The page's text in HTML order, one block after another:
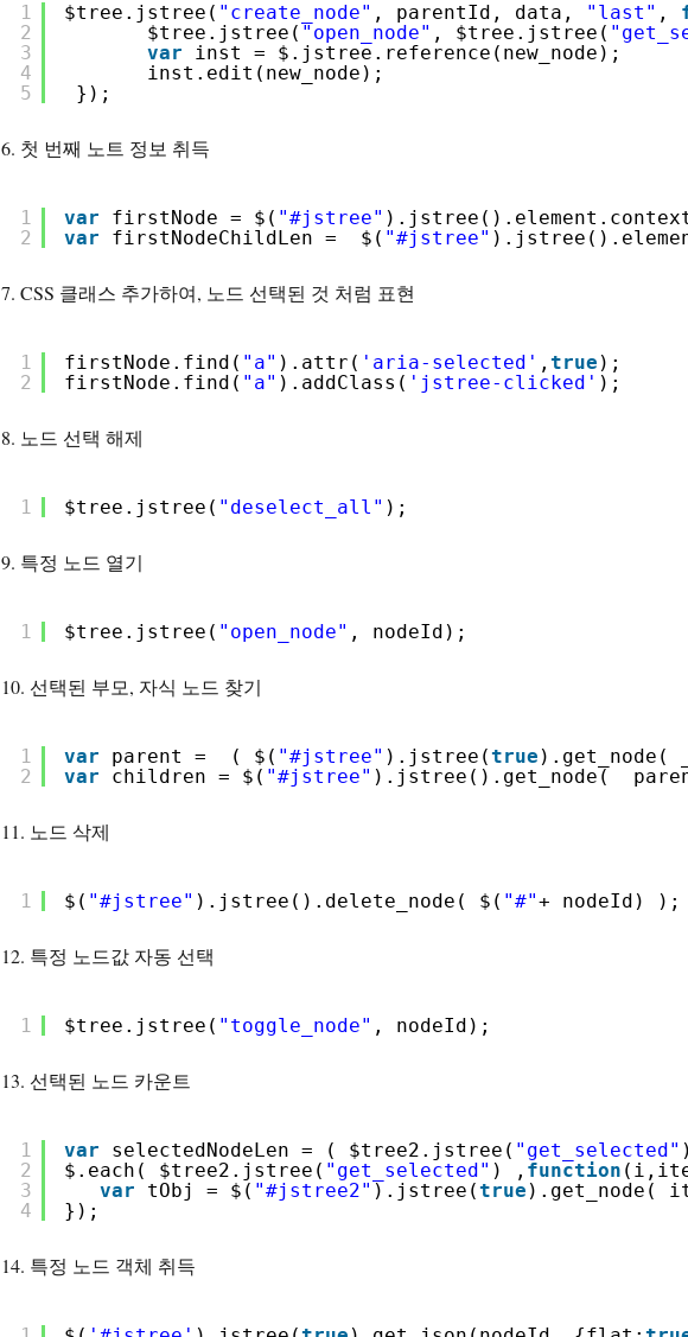
1
2
3
4
5
$tree.jstree( "create_node" , parentId, data, "last" ,
$tree.jstree( "open_node" , $tree.jstree(
var
inst = $.jstree.reference(new_node);
inst.edit(new_node);
});
6. 첫 번째 노트 정보 취득
1
2
var firstNode = $( "#jstree"
var
firstNodeChildLen =  $( "#jstree"
7. CSS 클래스 추가하여, 노드 선택된 것 처럼 표현
1
2
firstNode.find( "a" ).attr( 'aria-selected' , true );
firstNode.find( "a" ).addClass( 'jstree-clicked' );
8. 노드 선택 해제
1 $tree.jstree( "deselect_all" );
9. 특정 노드 열기
1 $tree.jstree( "open_node" , nodeId);
10. 선택된 부모, 자식 노드 찾기
1
2
var parent =  ( $( "#jstree" ).jstree(true ).get_node(
var
children = $( "#jstree" ).jstree().get_node(
11. 노드 삭제
1 $( "#jstree" ).jstree().delete_node( $( "#"+ nodeId) );
12. 특정 노드값 자동 선택
1 $tree.jstree( "toggle_node" , nodeId);
13. 선택된 노드 카운트
1
2
3
4
var selectedNodeLen = ( $tree2.jstree( "get_selected"
$.each( $tree2.jstree( "get_selected" ) , function
var
tObj = $( "#jstree2" ).jstree(true ).get_node(
});
14. 특정 노드 객체 취득